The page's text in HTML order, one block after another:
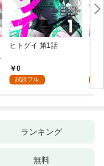
ヒトグイ 第1話
0
試読フル
世
ランキング
無料